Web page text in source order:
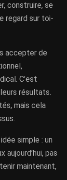
construire, se
regard sur toi-
accepter de
C’est
résultats.
mais cela
simple : un
aujourd’hui, pas
maintenant,